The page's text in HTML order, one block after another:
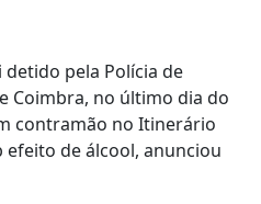
pela Polícia de
Coimbra, no último dia do
contramão no Itinerário
efeito de álcool, anunciou